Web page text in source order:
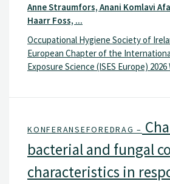
Anne Straumfors, Anani Komlavi
Haarr Foss, ...
Occupational Hygiene Society of
European Chapter of the
Exposure Science (ISES Europe)
KONFERANSEFOREDRAG –
bacterial and fungal
characteristics in